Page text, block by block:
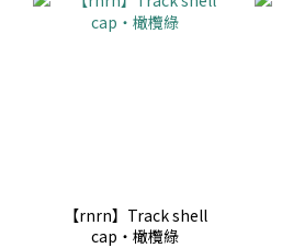
【rnrn】Track shell
cap・橄欖綠